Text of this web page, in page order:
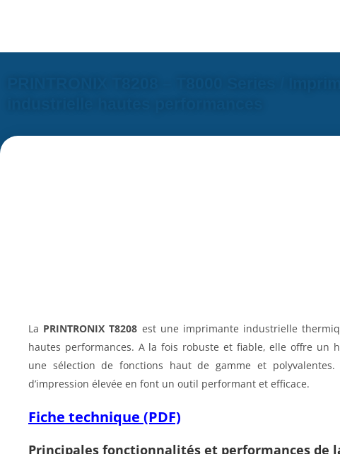
La PRINTRONIX T8208 est une imprimante industrielle
hautes performances. A la fois robuste et fiable, elleoffre un
une sélection de fonctions haut de gamme et
d’impression élevée en font un outil performant et efficace.
Fiche technique (PDF)
Principales fonctionnalités et performances de